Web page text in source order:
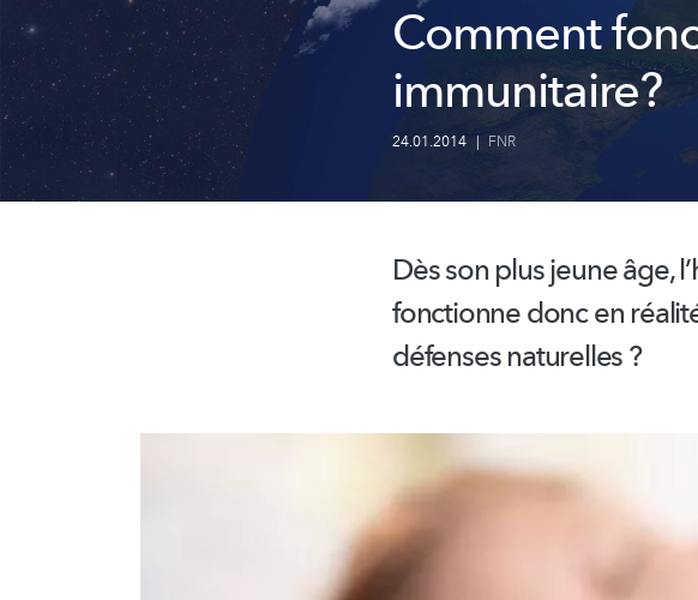
Comment
immunitaire?
24.01.2014 | FNR
Dès son plus jeune âge,
fonctionne donc en
défenses naturelles ?